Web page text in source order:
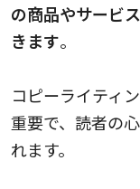
の商品やサービ
きます。
コピーライティ
重要で、読者の
れます。